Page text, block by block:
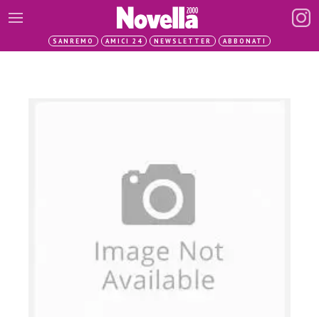
SANREMO AMICI 24 NEWSLETTER ABBONATI